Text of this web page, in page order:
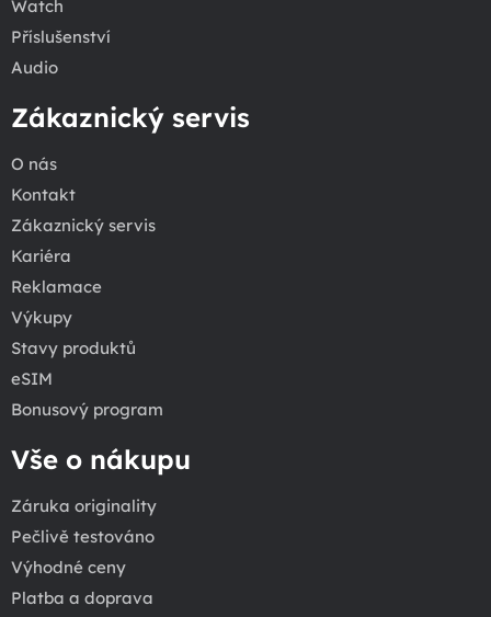
Watch
Příslušenství
Audio
Zákaznický servis
O nás
Kontakt
Zákaznický servis
Kariéra
Reklamace
Výkupy
Stavy produktů
eSIM
Bonusový program
Vše o nákupu
Záruka originality
Pečlivě testováno
Výhodné ceny
Platba a doprava